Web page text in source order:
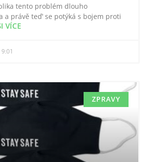
tento problém dlouho
a právě teď‘ se potýká s bojem proti
VÍCE
9:01
ZPRAVY